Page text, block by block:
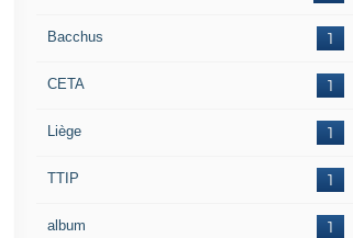
1
Bacchus
1
CETA
1
Liège
1
TTIP
1
album